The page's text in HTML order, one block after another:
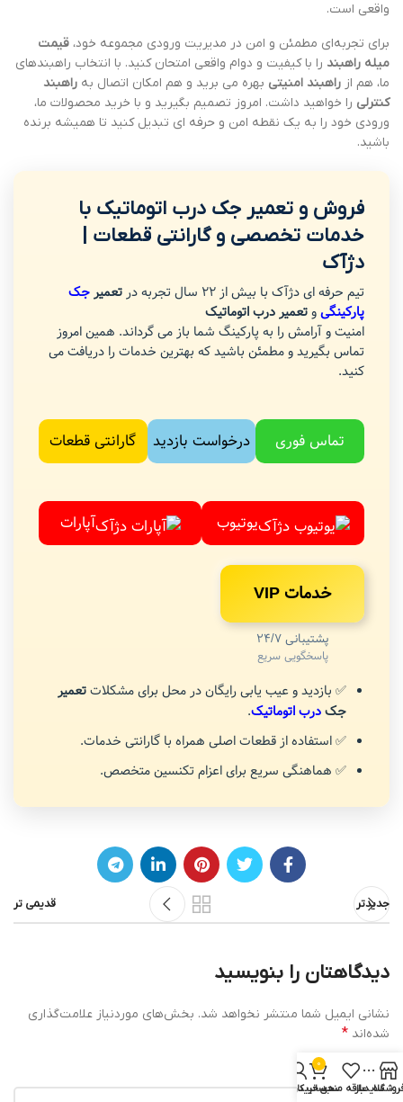
واقعی است.
برای تجربه‌ای مطمئن و امن در مدیریت ورودی مجموعه خود، قیمت
میله راهبند را با کیفیت و دوام واقعی امتحان کنید. با انتخاب راهبندهای
ما، هم از راهبند امنیتی بهره می برید و هم امکان اتصال به راهبند
کنترلی را خواهید داشت. امروز تصمیم بگیرید و با خرید محصولات ما،
ورودی خود را به یک نقطه امن و حرفه ای تبدیل کنید تا همیشه برنده
باشید.
فروش و تعمیر جک درب اتوماتیک با
خدمات تخصصی و گارانتی قطعات |
دژآک
تیم حرفه ای دژآک با بیش از 22 سال تجربه در تعمیرجک
پارکینگیوتعمیر درب اتوماتیک
امنیت و آرامش را به پارکینگ شما باز می گرداند. همین امروز
تماس بگیرید و مطمئن باشید که بهترین خدمات را دریافت می
کنید.
تماس فوری درخواست بازدید گارانتی قطعات
یوتیوب آپارات
خدمات VIP
پشتیبانی 24/7
پاسخگویی سریع
✅ بازدید و عیب یابی رایگان در محل برای مشکلاتتعمیر
جکدرب اتوماتیک.
✅ استفاده از قطعات اصلی همراه با گارانتی خدمات.
✅ هماهنگی سریع برای اعزام تکنسین متخصص.
جدیدتر قدیمی تر
دیدگاهتان را بنویسید
نشانی ایمیل شما منتشر نخواهد شد. بخش‌های موردنیاز علامت‌گذاری
شده‌اند *
دیدگاه*
سایدبارعلاقه مندی
0
سبد خرید
حساب کاربری من